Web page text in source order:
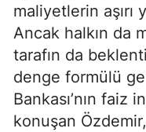
maliyetlerin aşırı
Ancak halkın da
tarafın da
denge formülü
Bankası’nın faiz
konuşan